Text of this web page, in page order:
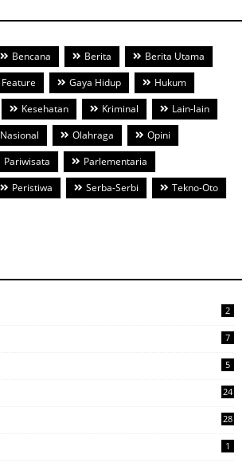
Bencana Berita
Berita Utama
Feature Gaya Hidup
Hukum
Kesehatan Kriminal
Lain-lain
Nasional Olahraga
Opini
Pariwisata
Parlementaria
Peristiwa Serba-Serbi Tekno-Oto
2
7
5
24
28
1